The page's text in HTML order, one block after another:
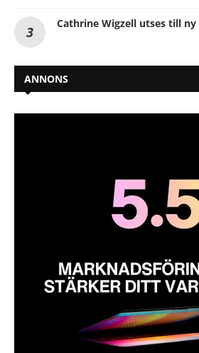
Cathrine Wigzell utses till ny
ANNONS